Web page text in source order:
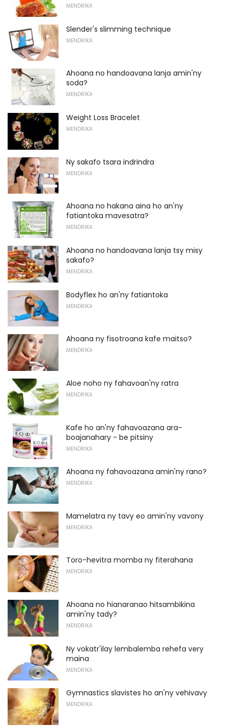
MENDRIKA
Slender's slimming technique
MENDRIKA
Ahoana no handoavana lanja amin'ny
soda?
MENDRIKA
Weight Loss Bracelet
MENDRIKA
Ny sakafo tsara indrindra
MENDRIKA
Ahoana no hakana aina ho an'ny
fatiantoka mavesatra?
MENDRIKA
Ahoana no handoavana lanja tsy misy
sakafo?
MENDRIKA
Bodyflex ho an'ny fatiantoka
MENDRIKA
Ahoana ny fisotroana kafe maitso?
MENDRIKA
Aloe noho ny fahavoan'ny ratra
MENDRIKA
Kafe ho an'ny fahavoazana ara-
boajanahary - be pitsiny
MENDRIKA
Ahoana ny fahavoazana amin'ny rano?
MENDRIKA
Mamelatra ny tavy eo amin'ny vavony
MENDRIKA
Toro-hevitra momba ny fiterahana
MENDRIKA
Ahoana no hianaranao hitsambikina
amin'ny tady?
MENDRIKA
Ny vokatr'ilay lembalemba rehefa very
maina
MENDRIKA
Gymnastics slavistes ho an'ny vehivavy
MENDRIKA